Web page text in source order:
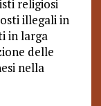
religiosi
illegali in
in larga
delle
nella